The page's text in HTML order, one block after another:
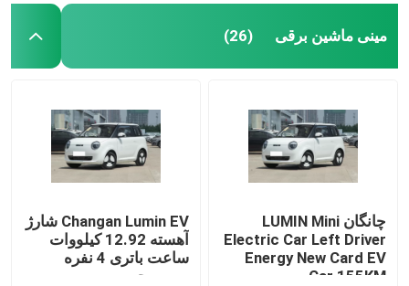
مینی ماشین برقی (26)
چانگان LUMIN Mini
Electric Car Left Driver
Energy New Card EV
Car 155KM
Changan Lumin EV شارژ
آهسته 12.92 کیلووات
ساعت باتری 4 نفره
سمت چپ